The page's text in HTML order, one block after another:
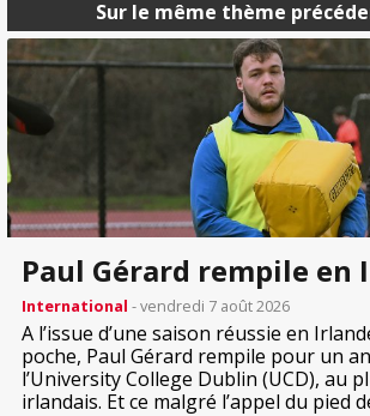
Sur le même thème
Paul Gérard rempile en
International - vendredi 7 août 2026
A l’issue d’une saison réussie en
poche, Paul Gérard rempile pour un
l’University College Dublin (UCD), au
irlandais. Et ce malgré l’appel du pied